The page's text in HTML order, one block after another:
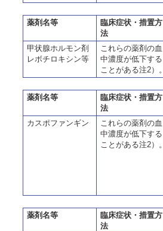
薬剤名等
臨床症状・措置方
法
甲状腺ホルモン剤
レボチロキシン等
これらの薬剤の血
中濃度が低下する
ことがある注2）。
薬剤名等
臨床症状・措置方
法
カスポファンギン
これらの薬剤の血
中濃度が低下する
ことがある注2）。
薬剤名等
臨床症状・措置方
法